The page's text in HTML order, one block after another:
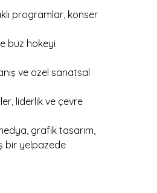
programlar, konser
buz hokeyi
ve özel sanatsal
liderlik ve çevre
grafik tasarım,
bir yelpazede